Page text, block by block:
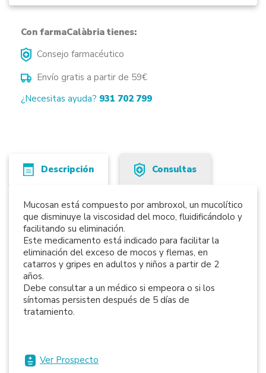
Con farmaCalàbria tienes:
Consejo farmacéutico
Envío gratis a partir de 59€
¿Necesitas ayuda? 931 702 799
Descripción Consultas
Mucosan está compuesto por ambroxol, un mucolítico
que disminuye la viscosidad del moco, fluidificándolo y
facilitando su eliminación.
Este medicamento está indicado para facilitar la
eliminación del exceso de mocos y flemas, en
catarros y gripes en adultos y niños a partir de 2
años.
Debe consultar a un médico si empeora o si los
síntomas persisten después de 5 días de
tratamiento.
Ver Prospecto